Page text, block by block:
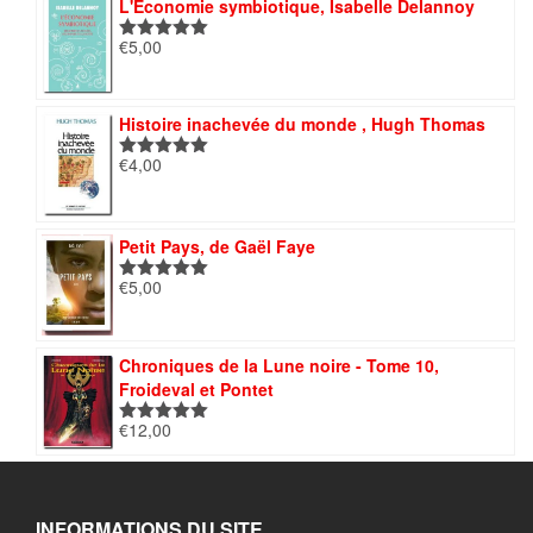
L'Économie symbiotique, Isabelle Delannoy
Note5.00
€5,00
Histoire inachevée du monde , Hugh Thomas
Note5.00
€4,00
Petit Pays, de Gaël Faye
Note5.00
€5,00
Chroniques de la Lune noire - Tome 10,
Froideval et Pontet
Note5.00
€12,00